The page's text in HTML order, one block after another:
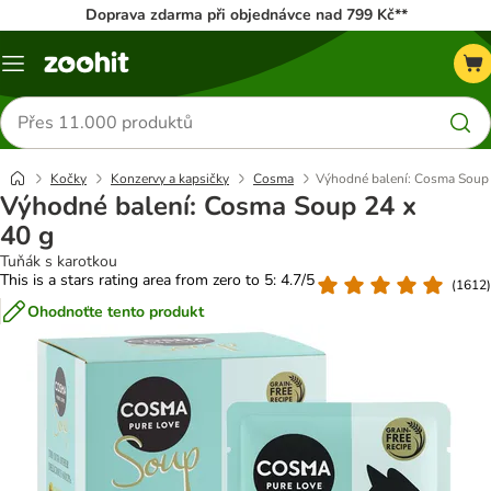
Doprava zdarma při objednávce nad 799 Kč**
Menu
Hledat
produkty
Kočky Konzervy a kapsičky Cosma Výhodné balení: Cosma
Výhodné balení: Cosma Soup 24 x
40 g
Tuňák s karotkou
This is a stars rating area from zero to 5: 4.7/5
(1612)
Ohodnoťte tento produkt